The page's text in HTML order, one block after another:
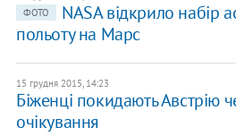
ФОТО
NASA відкрило набір
польоту на Марс
15 грудня 2015, 14:23
Біженці покидають Австрію
очікування